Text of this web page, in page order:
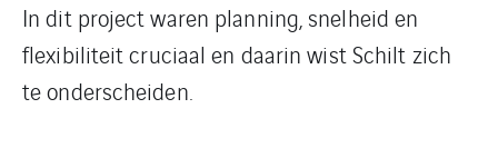
In dit project waren planning, snelheid en
flexibiliteit cruciaal en daarin wist Schilt zich
te onderscheiden.